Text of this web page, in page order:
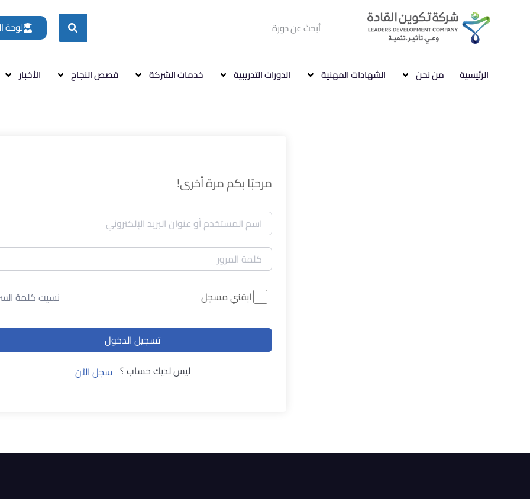
لوحة
الرئيسية من نحن الشهادات المهنية الدورات التدريبية خدمات الشركة قصص النجاح الأخبار
مرحبًا بكم مرة أخرى!
ابقني مسجل نسيت كلمة
تسجيل الدخول
ليس لديك حساب ؟ سجل الآن